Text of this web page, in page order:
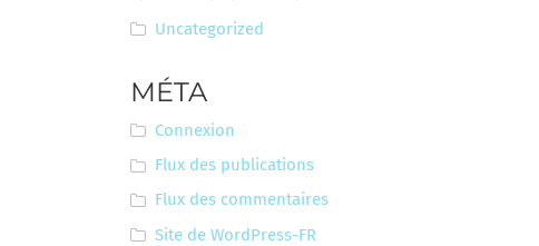
Uncategorized
MÉTA
Connexion
Flux des publications
Flux des commentaires
Site de WordPress-FR